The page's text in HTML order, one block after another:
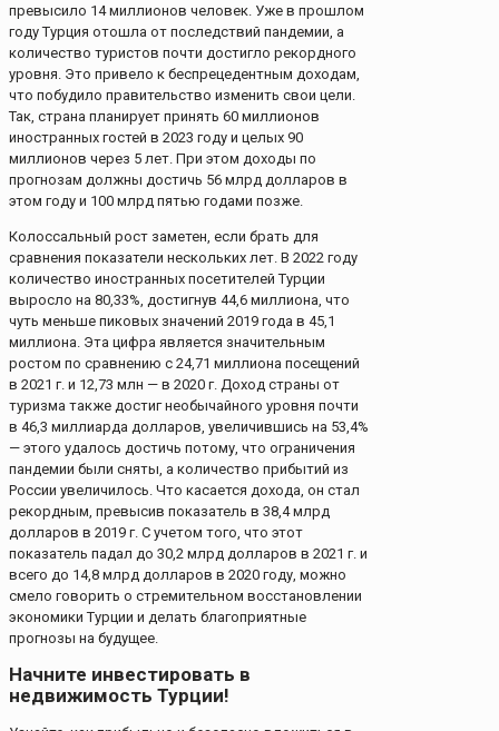
превысило 14 миллионов человек. Уже в прошлом
году Турция отошла от последствий пандемии, а
количество туристов почти достигло рекордного
уровня. Это привело к беспрецедентным доходам,
что побудило правительство изменить свои цели.
Так, страна планирует принять 60 миллионов
иностранных гостей в 2023 году и целых 90
миллионов через 5 лет. При этом доходы по
прогнозам должны достичь 56 млрд долларов в
этом году и 100 млрд пятью годами позже.
Колоссальный рост заметен, если брать для
сравнения показатели нескольких лет. В 2022 году
количество иностранных посетителей Турции
выросло на 80,33%, достигнув 44,6 миллиона, что
чуть меньше пиковых значений 2019 года в 45,1
миллиона. Эта цифра является значительным
ростом по сравнению с 24,71 миллиона посещений
в 2021 г. и 12,73 млн — в 2020 г. Доход страны от
туризма также достиг необычайного уровня почти
в 46,3 миллиарда долларов, увеличившись на 53,4%
— этого удалось достичь потому, что ограничения
пандемии были сняты, а количество прибытий из
России увеличилось. Что касается дохода, он стал
рекордным, превысив показатель в 38,4 млрд
долларов в 2019 г. С учетом того, что этот
показатель падал до 30,2 млрд долларов в 2021 г. и
всего до 14,8 млрд долларов в 2020 году, можно
смело говорить о стремительном восстановлении
экономики Турции и делать благоприятные
прогнозы на будущее.
Начните инвестировать в
недвижимость Турции!